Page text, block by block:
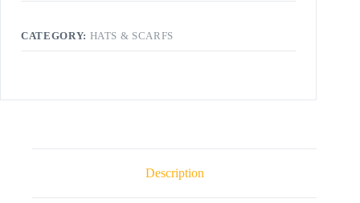
CATEGORY: HATS & SCARFS
Description